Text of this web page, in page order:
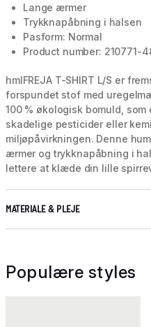
Lange ærmer
Trykknapåbning i halsen
Pasform: Normal
Product number: 210771-
hmlFREJA T-SHIRT L/S er
forspundet stof med
100 % økologisk bomuld,
skadelige pesticider eller
miljøpåvirkningen. Denne
ærmer og trykknapåbning i
lettere at klæde din lille
MATERIALE & PLEJE
Populære styles